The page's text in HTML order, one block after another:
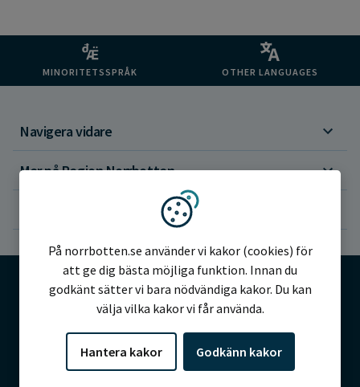
MINORITETSSPRÅK OTHER LANGUAGES
Navigera vidare
Mer på Region Norrbotten
©2026 Region Norrbotten
Vi använder kakor
På norrbotten.se använder vi kakor (cookies) för
att ge dig bästa möjliga funktion. Innan du
godkänt sätter vi bara nödvändiga kakor. Du kan
välja vilka kakor vi får använda.
Hantera kakor Godkänn kakor